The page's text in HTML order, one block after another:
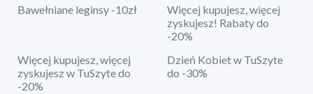
Bawełniane leginsy -10zł
Więcej kupujesz, więcej
zyskujesz! Rabaty do
-20%
Więcej kupujesz, więcej
zyskujesz w TuSzyte do
-20%
Dzień Kobiet w TuSzyte
do -30%